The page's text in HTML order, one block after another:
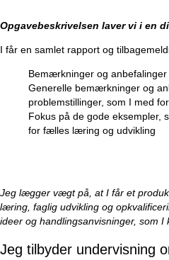
Opgavebeskrivelsen laver vi i en
I får en samlet rapport og
Bemærkninger og
Generelle bemærkninger og
problemstillinger, som I med
Fokus på de gode eksempler,
for fælles læring og udvikling
Jeg lægger vægt på, at I får et
læring, faglig udvikling og
ideer og handlingsanvisninger, som I
Jeg tilbyder undervisning